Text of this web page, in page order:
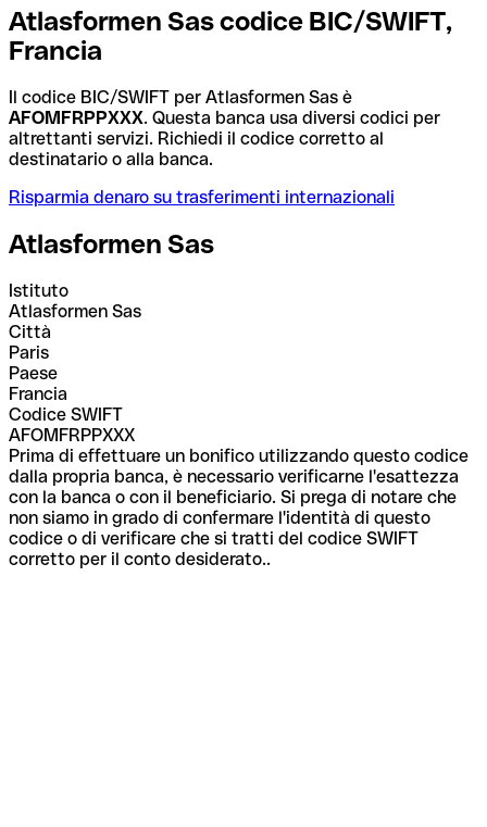
Atlasformen Sas codice BIC/SWIFT,
Francia
Il codice BIC/SWIFT per Atlasformen Sas è
AFOMFRPPXXX. Questa banca usa diversi codici per
altrettanti servizi. Richiedi il codice corretto al
destinatario o alla banca.
Risparmia denaro su trasferimenti internazionali
Atlasformen Sas
Istituto
Atlasformen Sas
Città
Paris
Paese
Francia
Codice SWIFT
AFOMFRPPXXX
Prima di effettuare un bonifico utilizzando questo codice
dalla propria banca, è necessario verificarne l'esattezza
con la banca o con il beneficiario. Si prega di notare che
non siamo in grado di confermare l'identità di questo
codice o di verificare che si tratti del codice SWIFT
corretto per il conto desiderato..